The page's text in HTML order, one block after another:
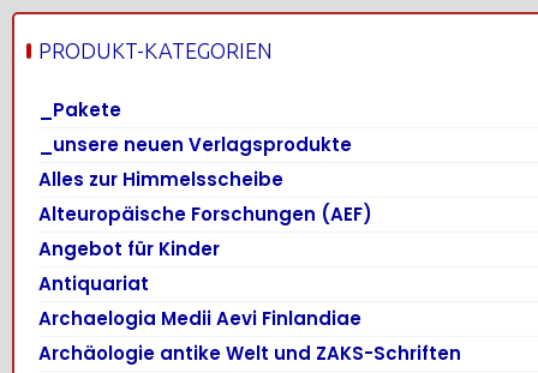
PRODUKT-KATEGORIEN
_Pakete
_unsere neuen Verlagsprodukte
Alles zur Himmelsscheibe
Alteuropäische Forschungen (AEF)
Angebot für Kinder
Antiquariat
Archaelogia Medii Aevi Finlandiae
Archäologie antike Welt und ZAKS-Schriften